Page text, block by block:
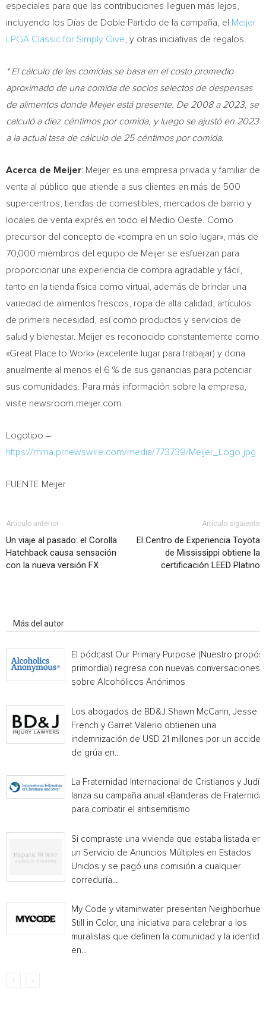
especiales para que las contribuciones lleguen más lejos,
incluyendo los Días de Doble Partido de la campaña, el
Meijer
LPGA Classic for Simply Give , y otras iniciativas de regalos.
* El cálculo de las comidas se basa en el costo promedio
aproximado de una comida de socios selectos de despensas
de alimentos donde Meijer está presente. De 2008 a 2023, se
calculó a diez céntimos por comida, y luego se ajustó en 2023
a la actual tasa de cálculo de 25 céntimos por comida.
Acerca de Meijer: Meijer es una empresa privada y familiar de
venta al público que atiende a sus clientes en más de 500
supercentros, tiendas de comestibles, mercados de barrio y
locales de venta exprés en todo el
Medio Oeste . Como
precursor del concepto de «compra en un solo lugar», más de
70,000 miembros del equipo de Meijer se esfuerzan para
proporcionar una experiencia de compra agradable y fácil,
tanto en la tienda física como virtual, además de brindar una
variedad de alimentos frescos, ropa de alta calidad, artículos
de primera necesidad, así como productos y servicios de
salud y bienestar. Meijer es reconocido constantemente como
«Great Place to Work» (excelente lugar para trabajar) y dona
anualmente al menos el 6 % de sus ganancias para potenciar
sus comunidades. Para más información sobre la empresa,
visite newsroom.meijer.com.
Logotipo –
https://mma.prnewswire.com/media/773739/Meijer_Logo.jpg
FUENTE Meijer
Artículo anterior
Un viaje al pasado: el Corolla
Hatchback causa sensación
con la nueva versión FX
Artículo siguiente
El Centro de Experiencia Toyota
de Mississippi obtiene la
certificación LEED Platino
Más del autor
El pódcast Our Primary Purpose (Nuestro
primordial) regresa con nuevas conversaciones
sobre Alcohólicos Anónimos
Los abogados de BD&J Shawn McCann, Jesse
French y Garret Valerio obtienen una
indemnización de USD 21 millones por un
de grúa en...
La Fraternidad Internacional de Cristianos y
lanza su campaña anual «Banderas de
para combatir el antisemitismo
Si compraste una vivienda que estaba listada en
un Servicio de Anuncios Múltiples en Estados
Unidos y se pagó una comisión a cualquier
correduría...
My Code y vitaminwater presentan Neighborhue:
Still in Color, una iniciativa para celebrar a los
muralistas que definen la comunidad y la
en...